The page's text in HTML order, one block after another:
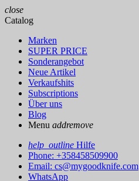
close
Catalog
Marken
SUPER PRICE
Sonderangebot
Neue Artikel
Verkaufshits
Subscriptions
Über uns
Blog
Menu addremove
help_outline Hilfe
Phone: +358458509900
Email: cs@mygoodknife.com
WhatsApp